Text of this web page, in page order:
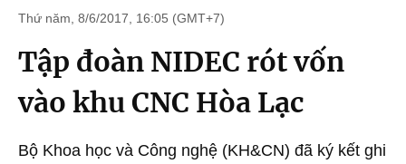
Thứ năm, 8/6/2017, 16:05 (GMT+7)
Tập đoàn NIDEC rót vốn
vào khu CNC Hòa Lạc
Bộ Khoa học và Công nghệ (KH&CN) đã ký kết ghi